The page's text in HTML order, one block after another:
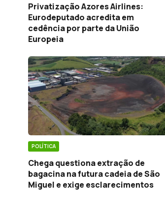
Privatização Azores Airlines:
Eurodeputado acredita em
cedência por parte da União
Europeia
POLÍTICA
Chega questiona extração de
bagacina na futura cadeia de São
Miguel e exige esclarecimentos